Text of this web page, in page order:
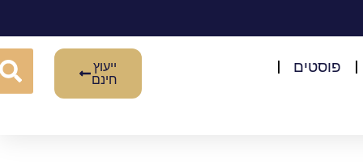
פוסטים​
ייעוץ
חינם